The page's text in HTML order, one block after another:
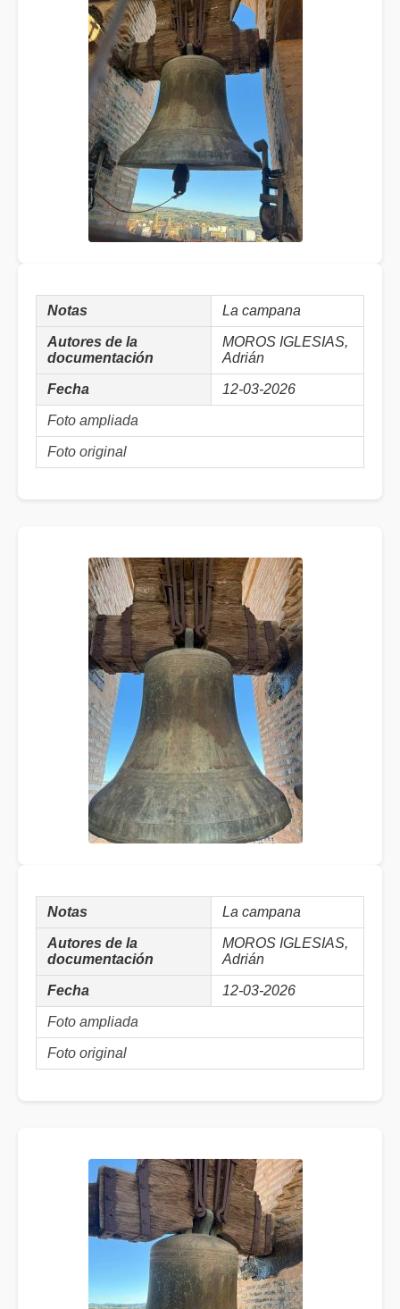
Notas La campana
Autores de la
documentación
MOROS IGLESIAS,
Adrián
Fecha 12-03-2026
Foto ampliada
Foto original
Notas La campana
Autores de la
documentación
MOROS IGLESIAS,
Adrián
Fecha 12-03-2026
Foto ampliada
Foto original